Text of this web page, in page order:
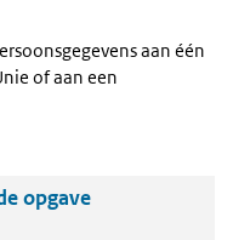
aan één
of aan een
opgave